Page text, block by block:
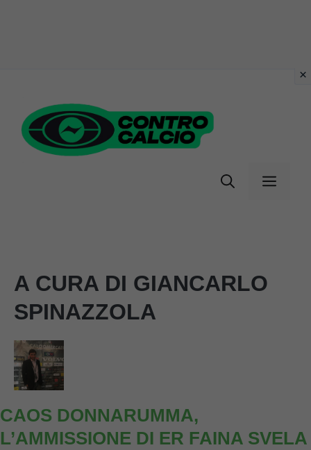
contenuto
Menu
A CURA DI GIANCARLO
SPINAZZOLA
CAOS DONNARUMMA,
L’AMMISSIONE DI ER FAINA SVELA